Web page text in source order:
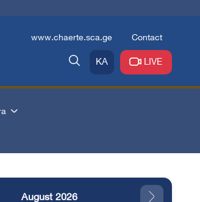
www.chaerte.sca.ge Contact
KA LIVE
August 2026